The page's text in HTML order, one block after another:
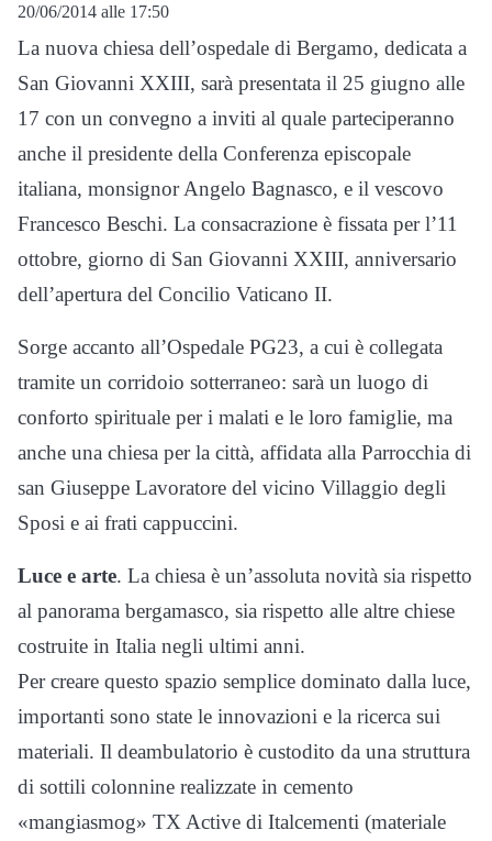
20/06/2014 alle 17:50
La nuova chiesa dell’ospedale di Bergamo, dedicata a
San Giovanni XXIII, sarà presentata il 25 giugno alle
17 con un convegno a inviti al quale parteciperanno
anche il presidente della Conferenza episcopale
italiana, monsignor Angelo Bagnasco, e il vescovo
Francesco Beschi. La consacrazione è fissata per l’11
ottobre, giorno di San Giovanni XXIII, anniversario
dell’apertura del Concilio Vaticano II.
Sorge accanto all’Ospedale PG23, a cui è collegata
tramite un corridoio sotterraneo: sarà un luogo di
conforto spirituale per i malati e le loro famiglie, ma
anche una chiesa per la città, affidata alla Parrocchia di
san Giuseppe Lavoratore del vicino Villaggio degli
Sposi e ai frati cappuccini.
Luce e arte. La chiesa è un’assoluta novità sia rispetto
al panorama bergamasco, sia rispetto alle altre chiese
costruite in Italia negli ultimi anni.
Per creare questo spazio semplice dominato dalla luce,
importanti sono state le innovazioni e la ricerca sui
materiali. Il deambulatorio è custodito da una struttura
di sottili colonnine realizzate in cemento
«mangiasmog» TX Active di Italcementi (materiale